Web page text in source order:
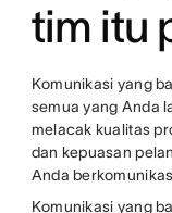
tim itu
Komunikasi yang
semua yang Anda
melacak kualitas
dan kepuasan
Anda
Komunikasi yang